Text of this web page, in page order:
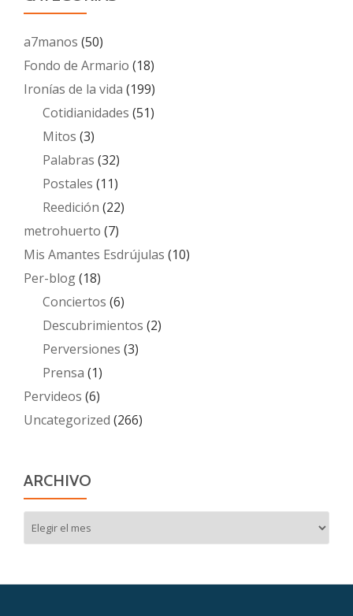
a7manos (50)
Fondo de Armario (18)
Ironías de la vida (199)
Cotidianidades (51)
Mitos (3)
Palabras (32)
Postales (11)
Reedición (22)
metrohuerto (7)
Mis Amantes Esdrújulas (10)
Per-blog(18)
Conciertos (6)
Descubrimientos (2)
Perversiones (3)
Prensa (1)
Pervideos (6)
Uncategorized (266)
ARCHIVO